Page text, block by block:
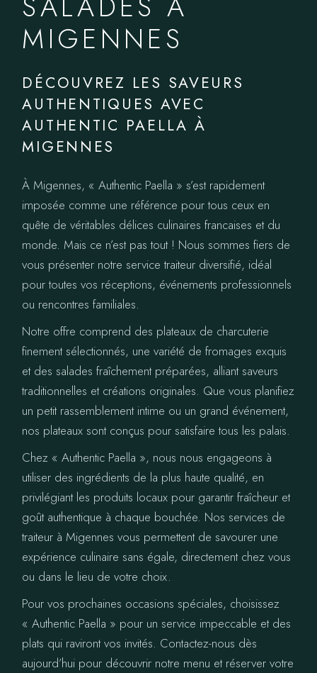
MIGENNES
DÉCOUVREZ LES SAVEURS
AUTHENTIQUES AVEC
AUTHENTIC PAELLA À
MIGENNES
À Migennes, « Authentic Paella » s’est rapidement
imposée comme une référence pour tous ceux en
quête de véritables délices culinaires francaises et du
monde. Mais ce n’est pas tout ! Nous sommes fiers de
vous présenter notre service traiteur diversifié, idéal
pour toutes vos réceptions, événements professionnels
ou rencontres familiales.
Notre offre comprend des plateaux de charcuterie
finement sélectionnés, une variété de fromages exquis
et des salades fraîchement préparées, alliant saveurs
traditionnelles et créations originales. Que vous planifiez
un petit rassemblement intime ou un grand événement,
nos plateaux sont conçus pour satisfaire tous les palais.
Chez « Authentic Paella », nous nous engageons à
utiliser des ingrédients de la plus haute qualité, en
privilégiant les produits locaux pour garantir fraîcheur et
goût authentique à chaque bouchée. Nos services de
traiteur à Migennes vous permettent de savourer une
expérience culinaire sans égale, directement chez vous
ou dans le lieu de votre choix.
Pour vos prochaines occasions spéciales, choisissez
« Authentic Paella » pour un service impeccable et des
plats qui raviront vos invités. Contactez-nous dès
aujourd’hui pour découvrir notre menu et réserver votre